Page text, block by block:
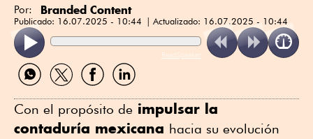
Por: Branded Content
Publicado: 16.07.2025 - 10:44 Actualizado: 16.07.2025 - 10:44
ReadSpeaker
Compartir
por
Compartir
por
Compartir
por
Compartir
por
Con el propósito de impulsar la
contaduría mexicana hacia su evolución